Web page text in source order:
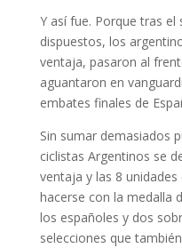
Y así fue. Porque tras
dispuestos, los
ventaja, pasaron al
aguantaron en
embates finales de
Sin sumar demasiados
ciclistas Argentinos se
ventaja y las 8
hacerse con la medalla
los españoles y dos
selecciones que